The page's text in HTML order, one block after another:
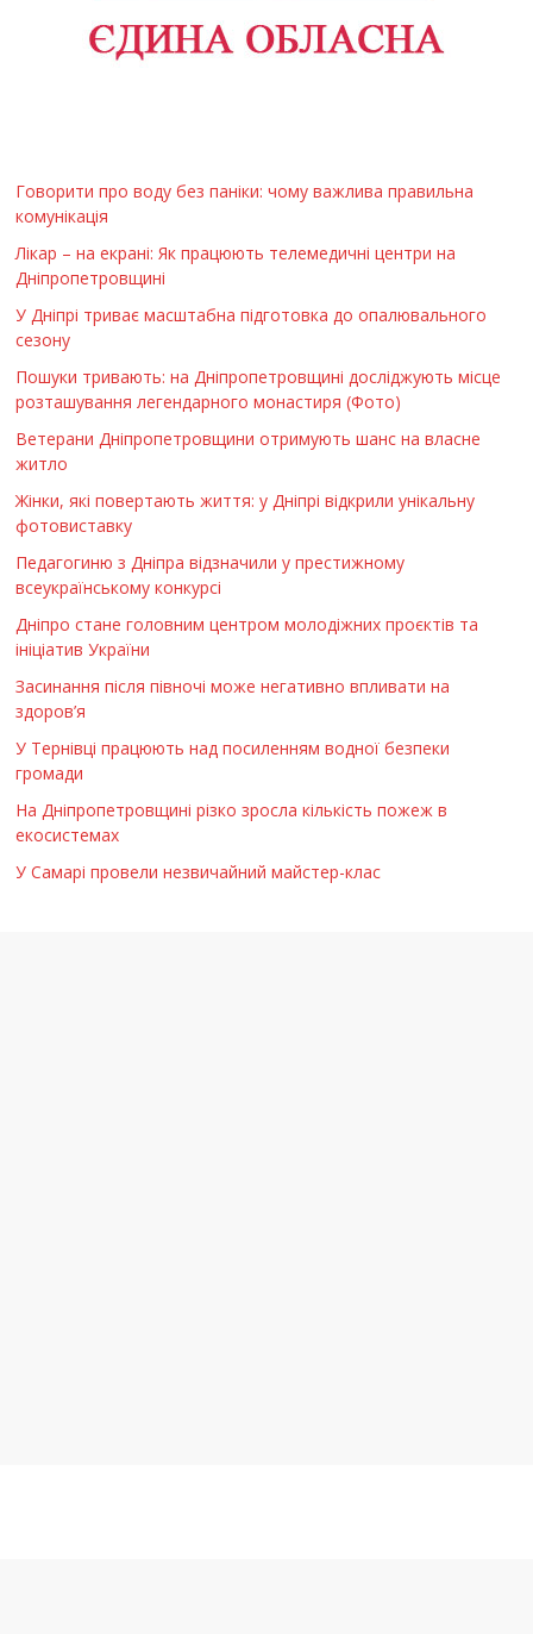
Говорити про воду без паніки: чому важлива правильна
комунікація
Лікар – на екрані: Як працюють телемедичні центри на
Дніпропетровщині
У Дніпрі триває масштабна підготовка до опалювального
сезону
Пошуки тривають: на Дніпропетровщині досліджують місце
розташування легендарного монастиря (Фото)
Ветерани Дніпропетровщини отримують шанс на власне
житло
Жінки, які повертають життя: у Дніпрі відкрили унікальну
фотовиставку
Педагогиню з Дніпра відзначили у престижному
всеукраїнському конкурсі
Дніпро стане головним центром молодіжних проєктів та
ініціатив України
Засинання після півночі може негативно впливати на
здоров’я
У Тернівці працюють над посиленням водної безпеки
громади
На Дніпропетровщині різко зросла кількість пожеж в
екосистемах
У Самарі провели незвичайний майстер-клас